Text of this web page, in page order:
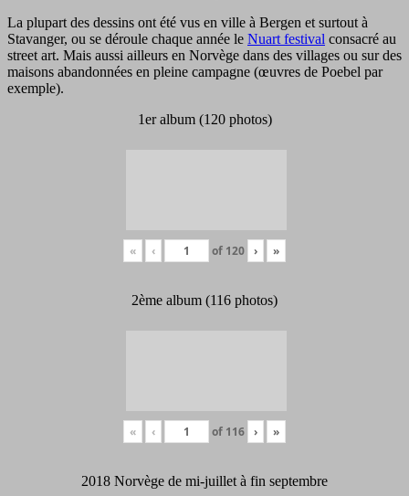
La plupart des dessins ont été vus en ville à Bergen et surtout à
Stavanger, ou se déroule chaque année le Nuart festival consacré au
street art. Mais aussi ailleurs en Norvège dans des villages ou sur des
maisons abandonnées en pleine campagne (œuvres de Poebel par
exemple).
1er album (120 photos)
« ‹ of 120 › »
2ème album (116 photos)
« ‹ of 116 › »
2018 Norvège de mi-juillet à fin septembre